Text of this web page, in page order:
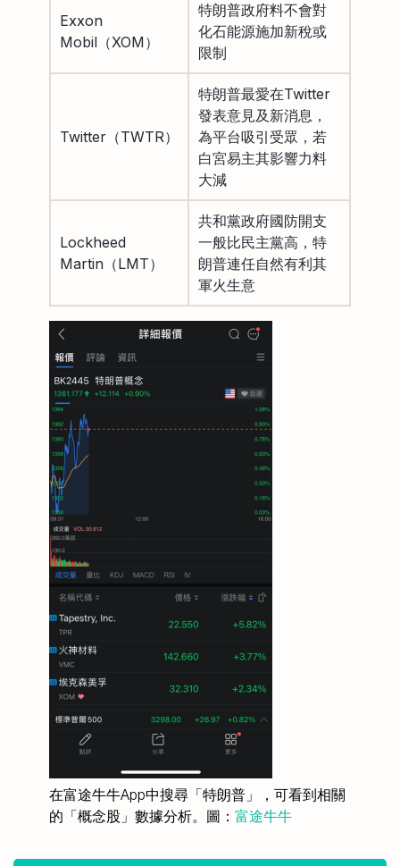
Exxon
Mobil（XOM）
特朗普政府料不會對
化石能源施加新稅或
限制
Twitter（TWTR）
特朗普最愛在Twitter
發表意見及新消息，
為平台吸引受眾，若
白宮易主其影響力料
大減
Lockheed
Martin（LMT）
共和黨政府國防開支
一般比民主黨高，特
朗普連任自然有利其
軍火生意
在富途牛牛App中搜尋「特朗普」，可看到相關
的「概念股」數據分析。圖： 富途牛牛